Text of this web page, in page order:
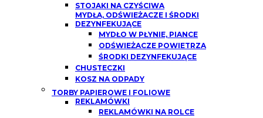
STOJAKI NA CZYŚCIWA
MYDŁA, ODŚWIEŻACZE I ŚRODKI
DEZYNFEKUJĄCE
MYDŁO W PŁYNIE, PIANCE
ODŚWIEŻACZE POWIETRZA
ŚRODKI DEZYNFEKUJĄCE
CHUSTECZKI
KOSZ NA ODPADY
TORBY PAPIEROWE I FOLIOWE
REKLAMÓWKI
REKLAMÓWKI NA ROLCE